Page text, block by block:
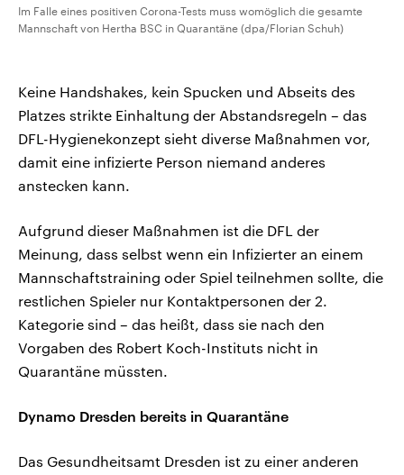
Im Falle eines positiven Corona-Tests muss womöglich die gesamte
Mannschaft von Hertha BSC in Quarantäne (dpa/Florian Schuh)
Keine Handshakes, kein Spucken und Abseits des
Platzes strikte Einhaltung der Abstandsregeln – das
DFL-Hygienekonzept sieht diverse Maßnahmen vor,
damit eine infizierte Person niemand anderes
anstecken kann.
Aufgrund dieser Maßnahmen ist die DFL der
Meinung, dass selbst wenn ein Infizierter an einem
Mannschaftstraining oder Spiel teilnehmen sollte, die
restlichen Spieler nur Kontaktpersonen der 2.
Kategorie sind – das heißt, dass sie nach den
Vorgaben des Robert Koch-Instituts nicht in
Quarantäne müssten.
Dynamo Dresden bereits in Quarantäne
Das Gesundheitsamt Dresden ist zu einer anderen